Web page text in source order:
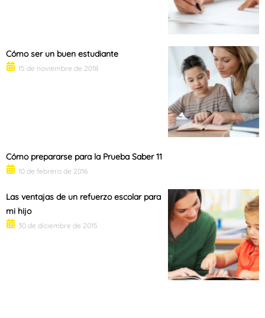
Cómo ser un buen estudiante
15 de noviembre de 2018
Cómo prepararse para la Prueba Saber 11
10 de febrero de 2016
Las ventajas de un refuerzo escolar para
mi hijo
30 de diciembre de 2015